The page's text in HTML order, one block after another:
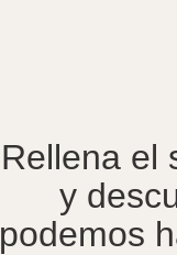
Rellena el
y
podemos